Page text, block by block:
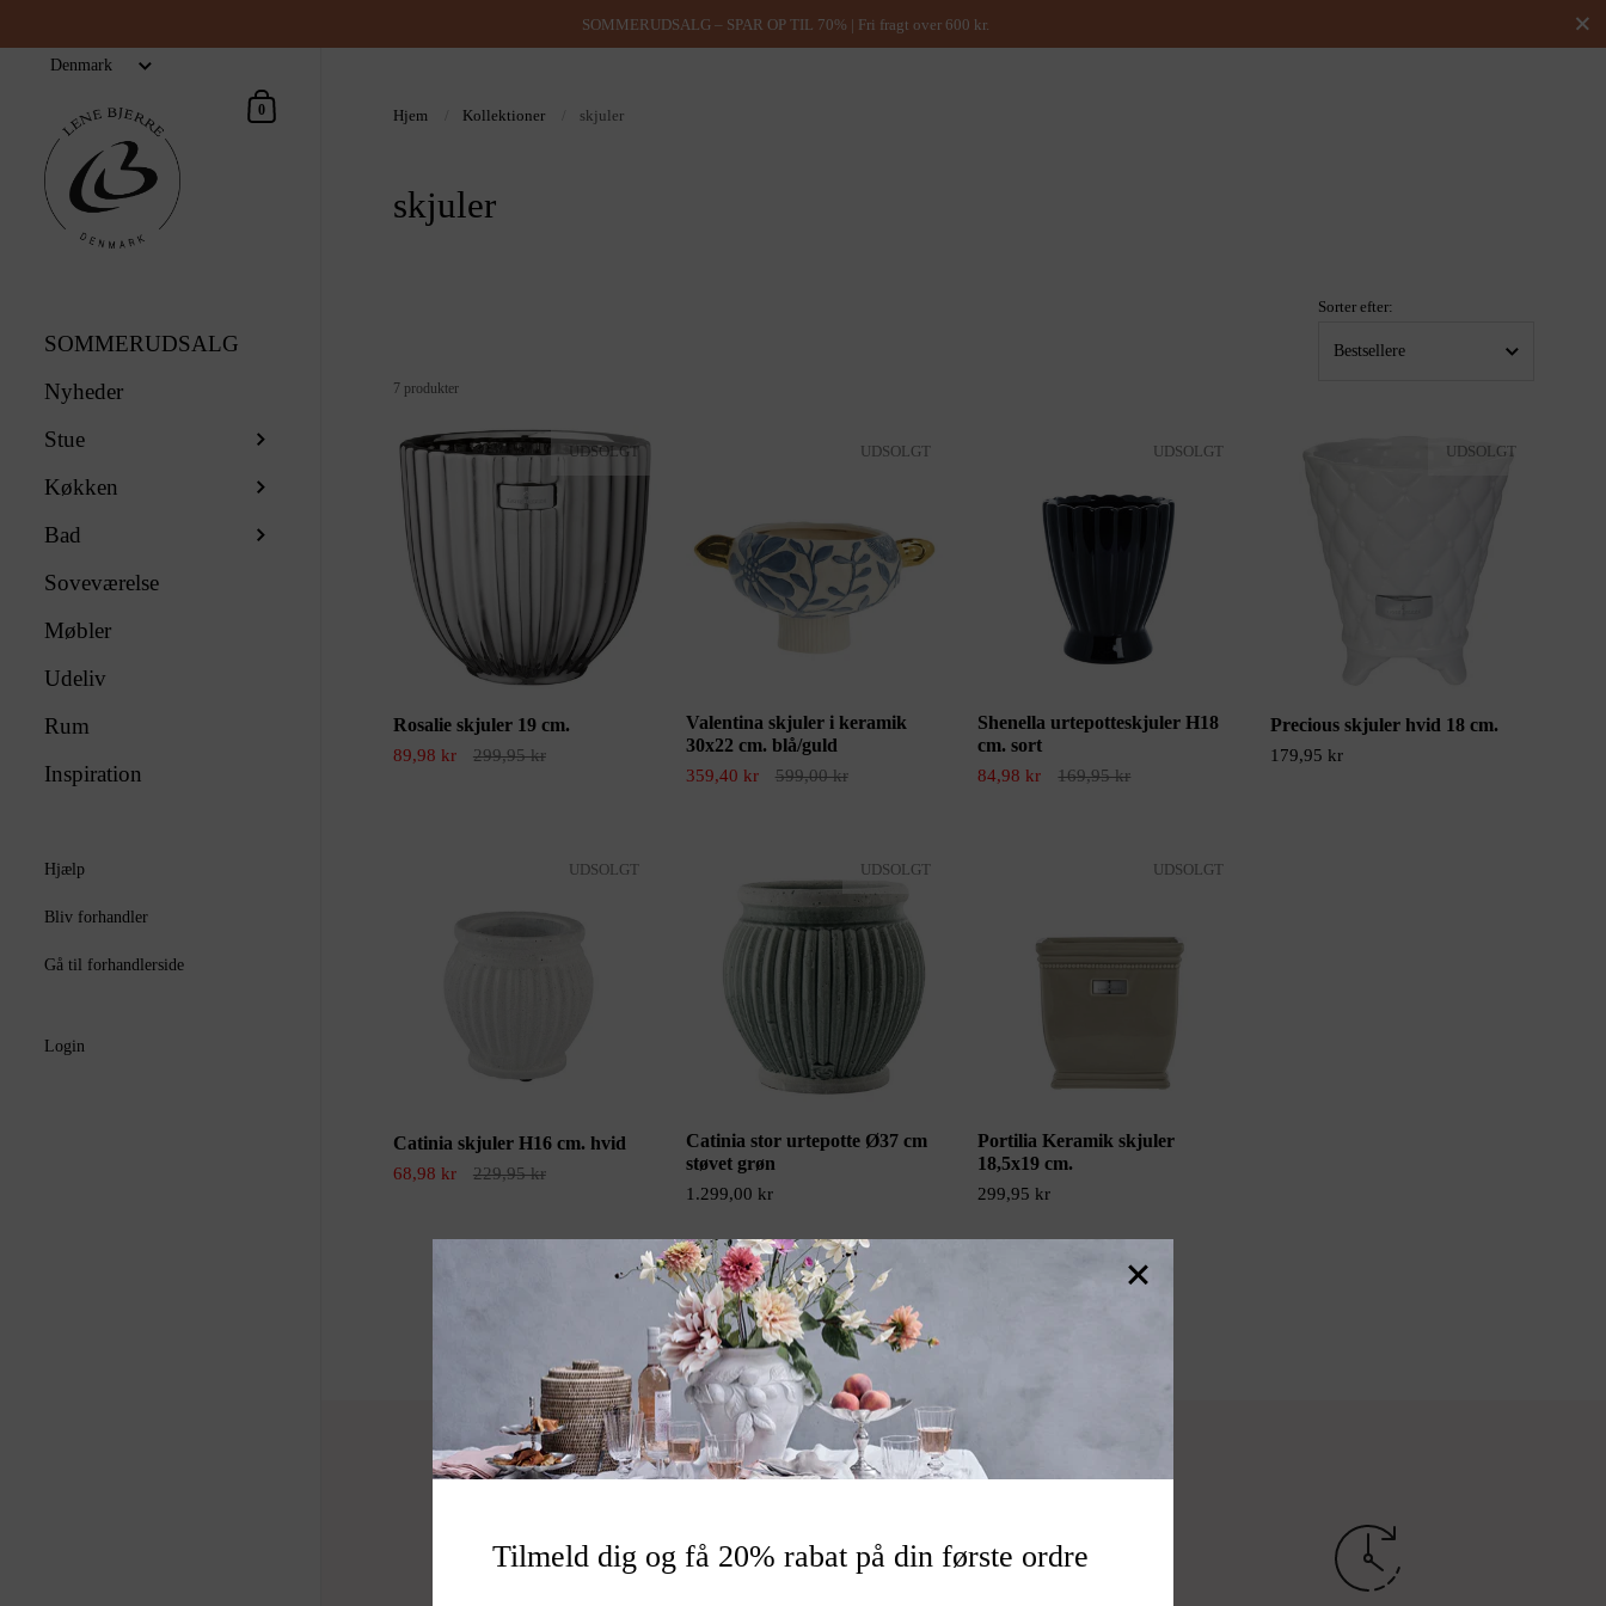
SOMMERUDSALG – SPAR OP TIL 70% | Fri fragt over 600 kr. Luk
Indkøbskurv
0
SOMMERUDSALG
Nyheder
Stue
Køkken
Bad
Soveværelse
Møbler
Udeliv
Rum
Inspiration
Hjælp
Bliv forhandler
Gå til forhandlerside
Login
Hjem Kollektioner skjuler
skjuler
Sorter efter:
7 produkter
Rosalie skjuler 19 cm.
89,98 kr 299,95 kr
UDSOLGT
Valentina skjuler i keramik
30x22 cm. blå/guld
359,40 kr 599,00 kr
UDSOLGT
Shenella urtepotteskjuler H18
cm. sort
84,98 kr 169,95 kr
UDSOLGT
Precious skjuler hvid 18 cm.
179,95 kr
UDSOLGT
Catinia skjuler H16 cm. hvid
68,98 kr 229,95 kr
UDSOLGT
Catinia stor urtepotte Ø37 cm
støvet grøn
1.299,00 kr
UDSOLGT
Portilia Keramik skjuler
18,5x19 cm.
299,95 kr
UDSOLGT
Tilmeld dig og få 20% rabat på din første ordre